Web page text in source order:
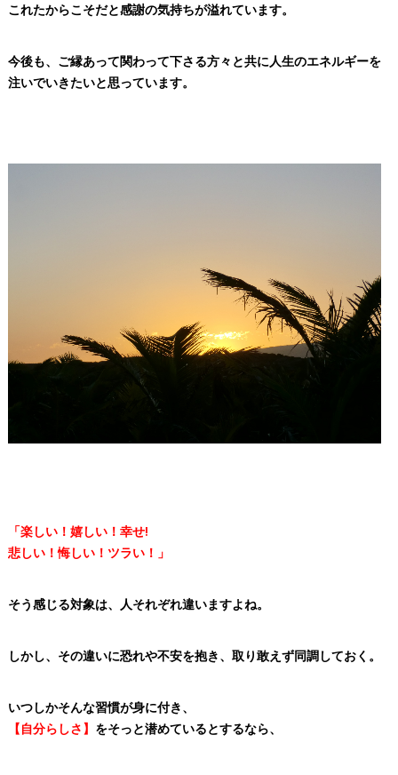
これたからこそだと感謝の気持ちが溢れています。
今後も、ご縁あって関わって下さる方々と共に人生のエネルギーを
注いでいきたいと思っています。
「楽しい！嬉しい！幸せ!
悲しい！悔しい！ツラい！」
そう感じる対象は、人それぞれ違いますよね。
しかし、その違いに恐れや不安を抱き、取り敢えず同調しておく。
いつしかそんな習慣が身に付き、
【自分らしさ】 をそっと潜めているとするなら、